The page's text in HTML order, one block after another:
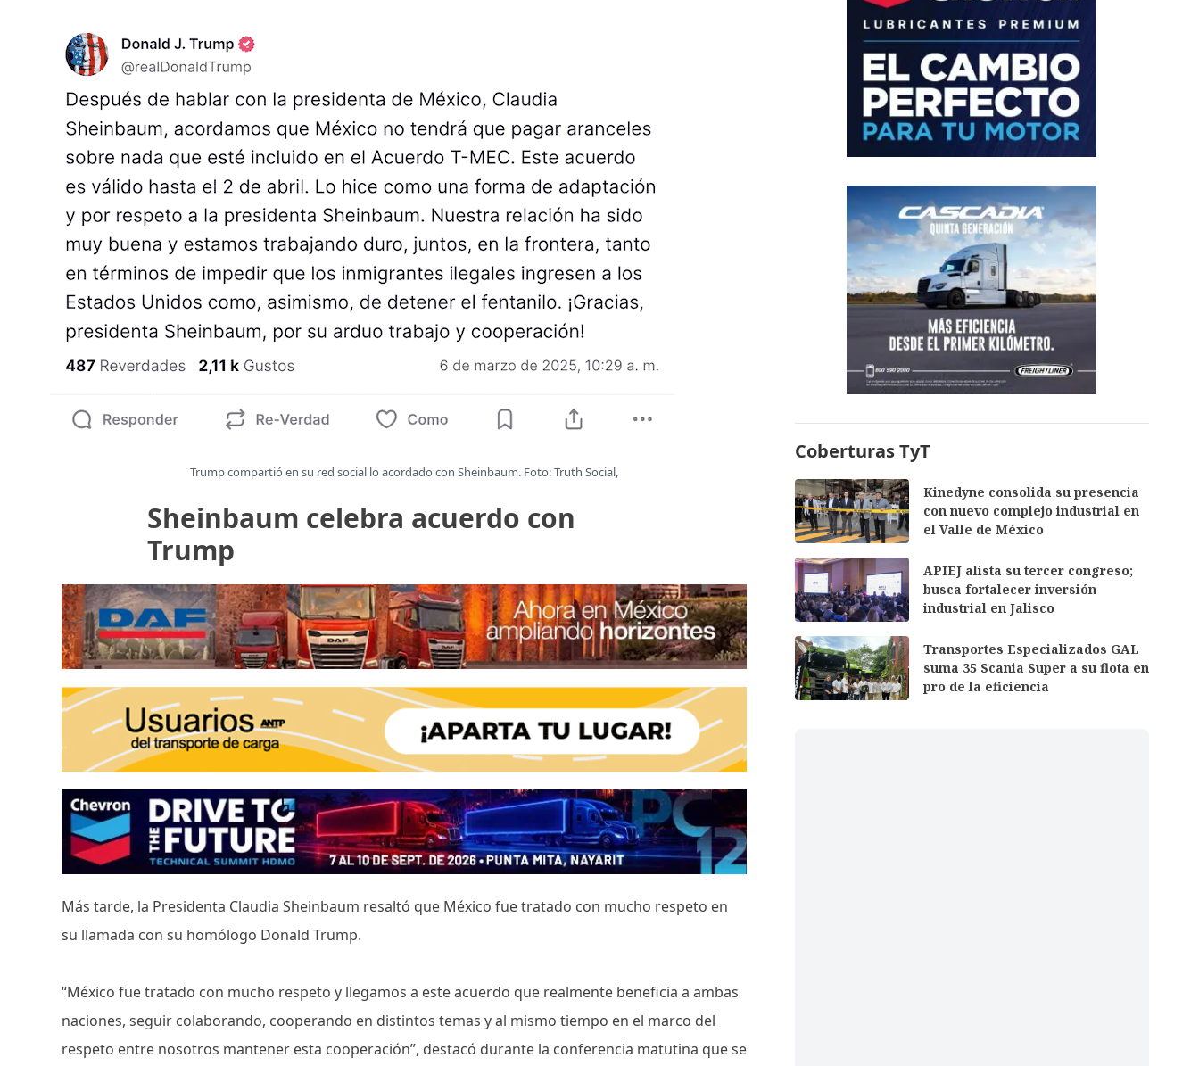
Trump compartió en su red social lo acordado con Sheinbaum. Foto: Truth Social,
Sheinbaum celebra acuerdo con
Trump
Más tarde, la Presidenta Claudia Sheinbaum resaltó que México fue tratado con mucho respeto en
su llamada con su homólogo Donald Trump.
“México fue tratado con mucho respeto y llegamos a este acuerdo que realmente beneficia a ambas
naciones, seguir colaborando, cooperando en distintos temas y al mismo tiempo en el marco del
respeto entre nosotros mantener esta cooperación”, destacó durante la conferencia matutina que se
Coberturas TyT
Kinedyne consolida su presencia
con nuevo complejo industrial en
el Valle de México
APIEJ alista su tercer congreso;
busca fortalecer inversión
industrial en Jalisco
Transportes Especializados GAL
suma 35 Scania Super a su flota en
pro de la eficiencia